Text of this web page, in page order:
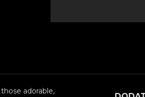
adorable,